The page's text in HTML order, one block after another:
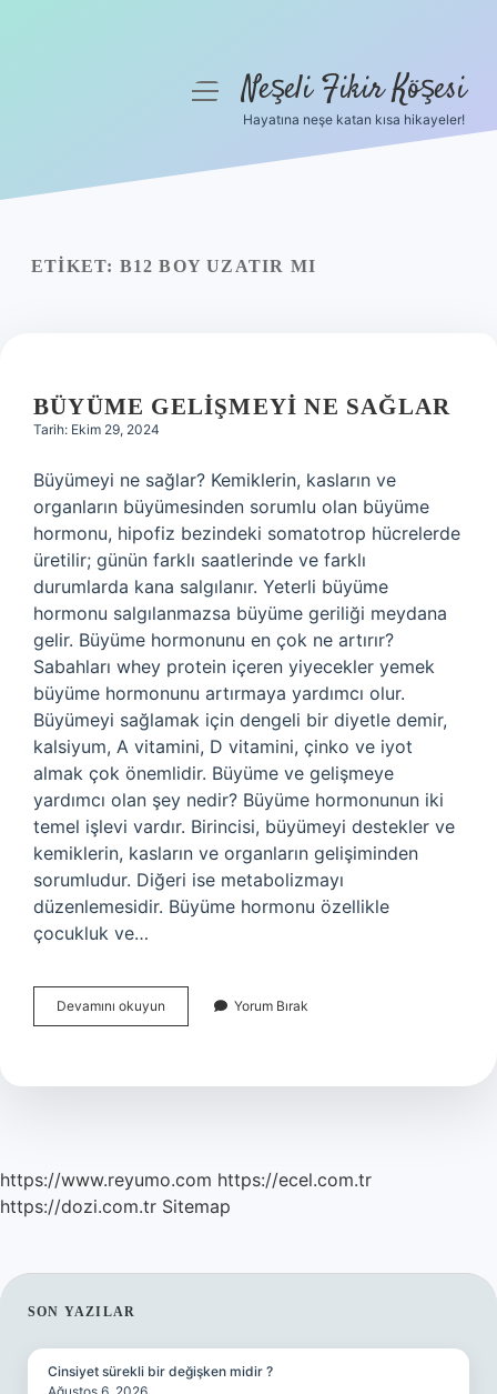
Yasal Uyarı
menüyüNeşeli Fikir Köşesi
Hayatına neşe katan kısa hikayeler!
ETIKET: B12 BOY UZATIR MI
BÜYÜME GELIŞMEYI NE SAĞLAR
Tarih: Ekim 29, 2024
Büyümeyi ne sağlar? Kemiklerin, kasların ve
organların büyümesinden sorumlu olan büyüme
hormonu, hipofiz bezindeki somatotrop hücrelerde
üretilir; günün farklı saatlerinde ve farklı
durumlarda kana salgılanır. Yeterli büyüme
hormonu salgılanmazsa büyüme geriliği meydana
gelir. Büyüme hormonunu en çok ne artırır?
Sabahları whey protein içeren yiyecekler yemek
büyüme hormonunu artırmaya yardımcı olur.
Büyümeyi sağlamak için dengeli bir diyetle demir,
kalsiyum, A vitamini, D vitamini, çinko ve iyot
almak çok önemlidir. Büyüme ve gelişmeye
yardımcı olan şey nedir? Büyüme hormonunun iki
temel işlevi vardır. Birincisi, büyümeyi destekler ve
kemiklerin, kasların ve organların gelişiminden
sorumludur. Diğeri ise metabolizmayı
düzenlemesidir. Büyüme hormonu özellikle
çocukluk ve…
Devamını okuyun Büyüme
Gelişmeyi
Yorum Bırak
https://www.reyumo.com https://ecel.com.tr
https://dozi.com.tr Sitemap
SIDEBAR
SON YAZILAR
Cinsiyet sürekli bir değişken midir ?